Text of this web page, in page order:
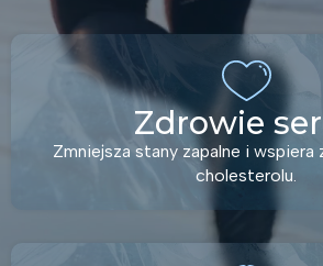
Zdrowie
Zmniejsza stany zapalne i
cholesterolu.